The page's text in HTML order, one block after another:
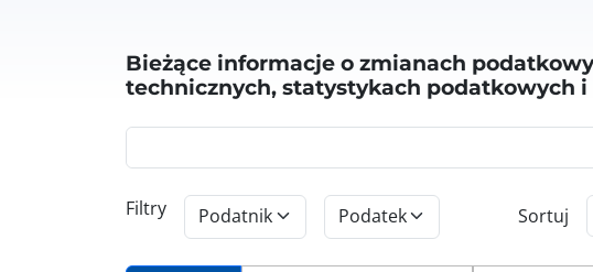
Bieżące informacje o zmianach
technicznych, statystykach podatkowych
Filtry Podatnik Podatek Sortuj